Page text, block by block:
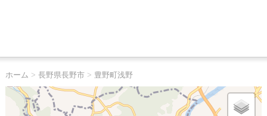
ホーム > 長野県長野市> 豊野町浅野